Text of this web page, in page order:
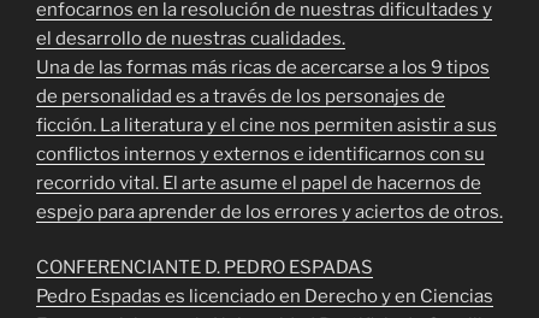
enfocarnos en la resolución de nuestras dificultades y
el desarrollo de nuestras cualidades.
Una de las formas más ricas de acercarse a los 9 tipos
de personalidad es a través de los personajes de
ficción. La literatura y el cine nos permiten asistir a sus
conflictos internos y externos e identificarnos con su
recorrido vital. El arte asume el papel de hacernos de
espejo para aprender de los errores y aciertos de otros.
CONFERENCIANTE D. PEDRO ESPADAS
Pedro Espadas es licenciado en Derecho y en Ciencias